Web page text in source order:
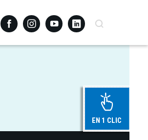
FacebookInstagramYoutubeLinkedinRecherche
EN 1 CLIC